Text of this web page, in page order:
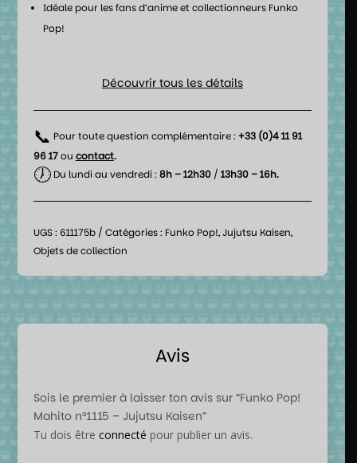
Idéale pour les fans d’anime et collectionneurs Funko
Pop!
Découvrir tous les détails
📞 Pour toute question complémentaire : +33 (0)4 11 91
96 17ou contact.
🕖Du lundi au vendredi : 8h – 12h30/ 13h30 – 16h.
UGS : 611175b Catégories : Funko Pop!,Jujutsu Kaisen,
Objets de collection
Avis
Sois le premier à laisser ton avis sur “Funko Pop!
Mahito n°1115 – Jujutsu Kaisen”
Tu dois être connecté pour publier un avis.